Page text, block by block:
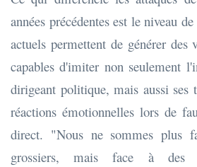
années précédentes est le niveau
actuels permettent de générer des
capables d'imiter non seulement
dirigeant politique, mais aussi ses
réactions émotionnelles lors de
direct. "Nous ne sommes plus
grossiers, mais face à des